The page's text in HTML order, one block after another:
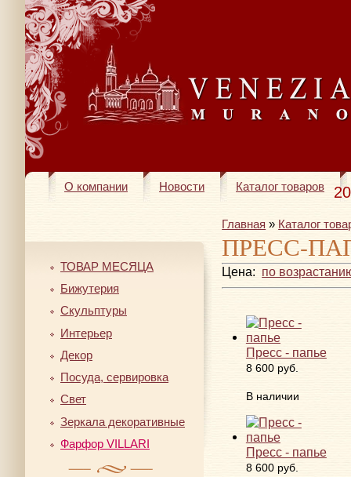
О компании Новости Каталог товаров
ТОВАР МЕСЯЦА
Бижутерия
Скульптуры
Интерьер
Декор
Посуда, сервировка
Свет
Зеркала декоративные
Фарфор VILLARI
Главная » Каталог
ПРЕСС-
Цена: по
Пресс - папье
8 600 руб.
В наличии
Пресс - папье
8 600 руб.